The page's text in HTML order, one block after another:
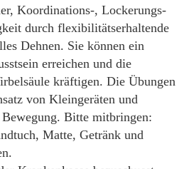
Koordinations-, Lockerungs-
durch flexibilitätserhaltende
Dehnen. Sie können ein
erreichen und die
kräftigen. Die Übungen
von Kleingeräten und
Bitte mitbringen:
Matte, Getränk und